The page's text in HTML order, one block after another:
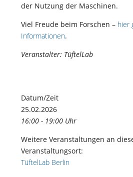
der Nutzung der Maschinen.
Viel Freude beim Forschen – hier
Informationen.
Veranstalter: TüftelLab
Datum/Zeit
25.02.2026
16:00 - 19:00 Uhr
Weitere Veranstaltungen an
Veranstaltungsort:
TüftelLab Berlin